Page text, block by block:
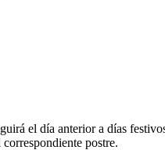
el día anterior a días
postre.